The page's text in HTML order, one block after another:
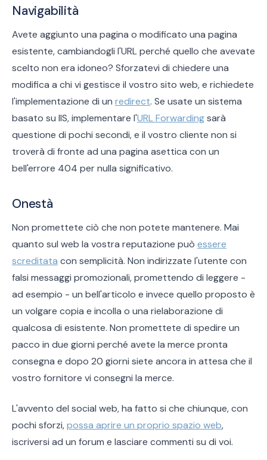
Navigabilità
Avete aggiunto una pagina o modificato una pagina
esistente, cambiandogli l'URL perché quello che avevate
scelto non era idoneo? Sforzatevi di chiedere una
modifica a chi vi gestisce il vostro sito web, e richiedete
l'implementazione di un redirect. Se usate un sistema
basato su IIS, implementare l'URL Forwardingsarà
questione di pochi secondi, e il vostro cliente non si
troverà di fronte ad una pagina asettica con un
bell'errore 404 per nulla significativo.
Onestà
Non promettete ciò che non potete mantenere. Mai
quanto sul web la vostra reputazione può essere
screditata con semplicità. Non indirizzate l'utente con
falsi messaggi promozionali, promettendo di leggere -
ad esempio - un bell'articolo e invece quello proposto è
un volgare copia e incolla o una rielaborazione di
qualcosa di esistente. Non promettete di spedire un
pacco in due giorni perché avete la merce pronta
consegna e dopo 20 giorni siete ancora in attesa che il
vostro fornitore vi consegni la merce.
L'avvento del social web, ha fatto si che chiunque, con
pochi sforzi,possa aprire un proprio spazio web,
iscriversi ad un forum e lasciare commenti su di voi.